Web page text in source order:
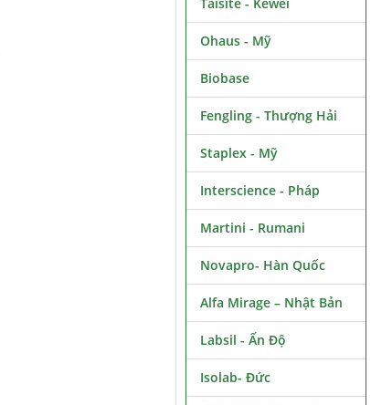
Ohaus - Mỹ
Biobase
Fengling - Thượng Hải
Staplex - Mỹ
Interscience - Pháp
Martini - Rumani
Novapro- Hàn Quốc
Alfa Mirage – Nhật Bản
Labsil - Ấn Độ
Isolab- Đức